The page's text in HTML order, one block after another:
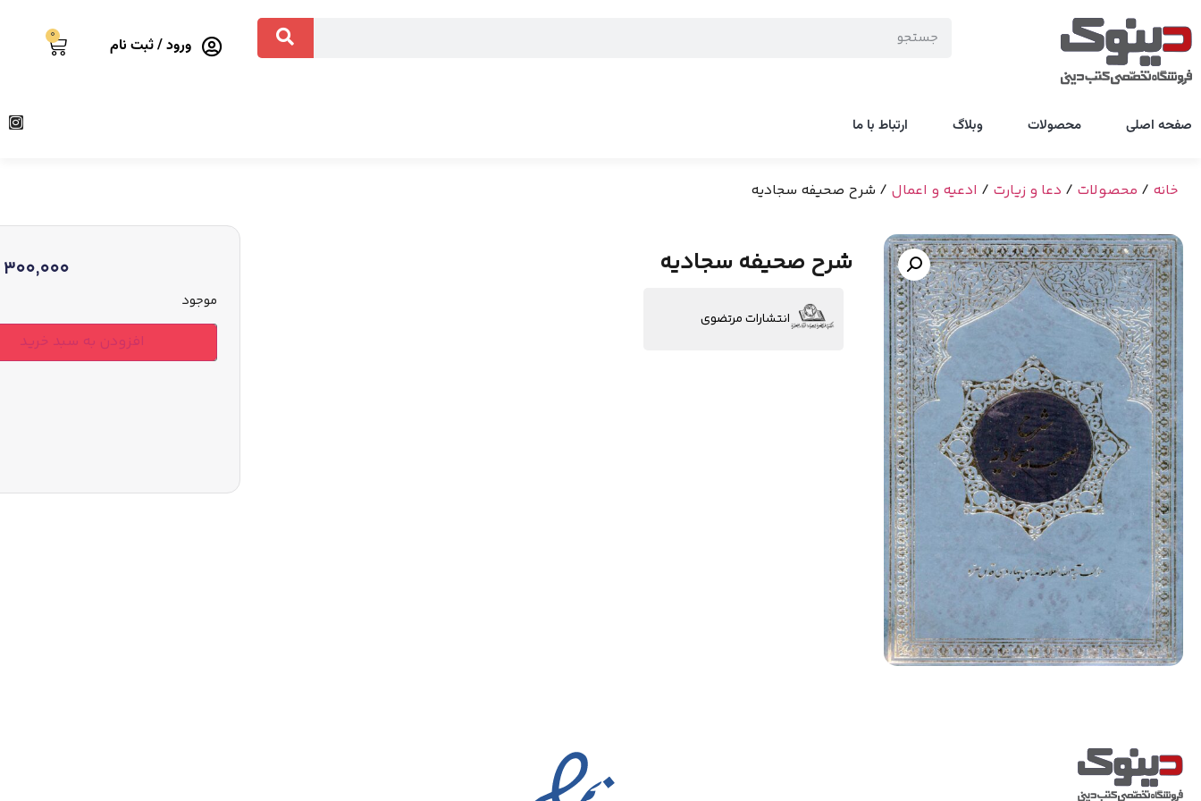
ورود / ثبت نام 0
صفحه اصلی محصولات وبلاگ ارتباط با ما
خانه / محصولات / دعا و زیارت / ادعیه و اعمال / شرح صحیفه سجادیه
شرح صحیفه سجادیه
انتشارات مرتضوی
300,000
موجود
افزودن به سبد خرید